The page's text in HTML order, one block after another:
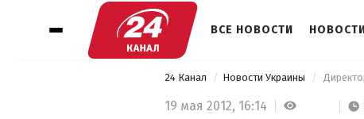
ВСЕ НОВОСТИ
24 Канал Новости Украины
19 мая 2012, 16:14